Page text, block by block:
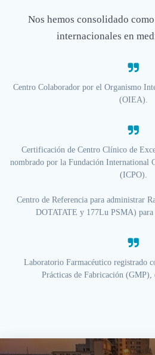
Nos hemos consolidado
internacionales en
Centro Colaborador por el Organismo
(OIEA).
Certificación de Centro Clínico de
nombrado por la Fundación International
(ICPO).
Centro de Referencia para administrar
DOTATATE y 177Lu PSMA) para
Laboratorio Farmacéutico registrado
Prácticas de Fabricación (GMP),